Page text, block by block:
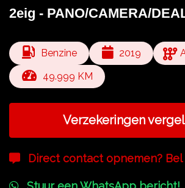
2eig - PANO/CAMERA/
Benzine 2019
49.999 KM
Verzekeringen
Direct contact opnemen? Bel